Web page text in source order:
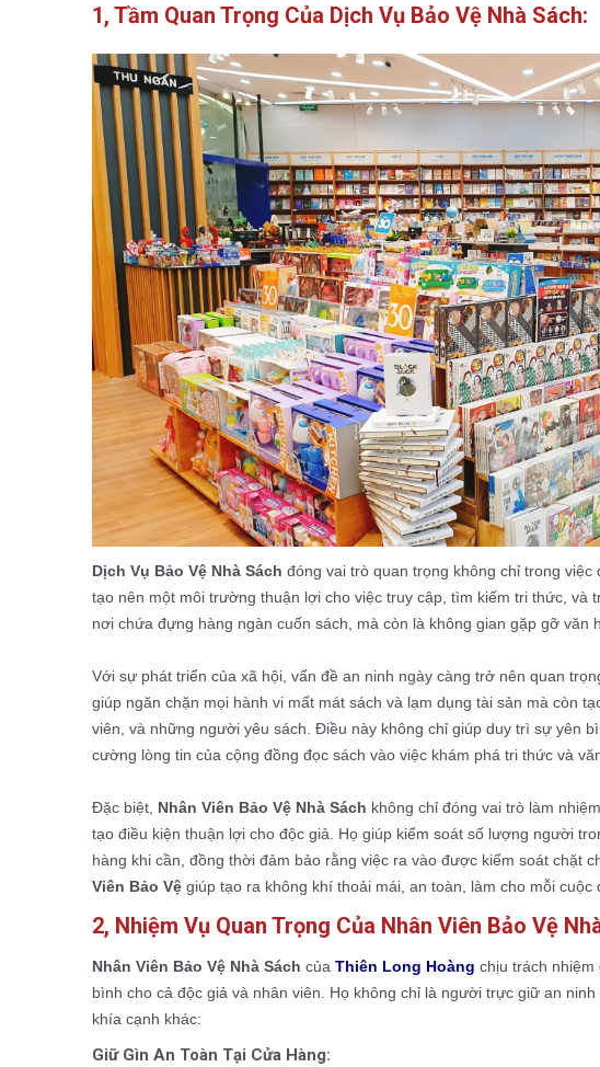
1, Tầm Quan Trọng Của Dịch Vụ Bảo Vệ Nhà Sách:
Dịch Vụ Bảo Vệ Nhà Sách đóng vai trò quan trọng không chỉ trong
tạo nên một môi trường thuận lợi cho việc truy cập, tìm kiếm tri thức, và
nơi chứa đựng hàng ngàn cuốn sách, mà còn là không gian gặp gỡ văn
Với sự phát triển của xã hội, vấn đề an ninh ngày càng trở nên quan
giúp ngăn chặn mọi hành vi mất mát sách và lạm dụng tài sản mà còn
viên, và những người yêu sách. Điều này không chỉ giúp duy trì sự yên
cường lòng tin của cộng đồng đọc sách vào việc khám phá tri thức và
Đặc biệt, Nhân Viên Bảo Vệ Nhà Sách không chỉ đóng vai trò làm
tạo điều kiện thuận lợi cho độc giả. Họ giúp kiểm soát số lượng người
hàng khi cần, đồng thời đảm bảo rằng việc ra vào được kiểm soát chặt
Viên Bảo Vệ giúp tạo ra không khí thoải mái, an toàn, làm cho mỗi
2, Nhiệm Vụ Quan Trọng Của Nhân Viên Bảo Vệ
Nhân Viên Bảo Vệ Nhà Sách của Thiên Long Hoàng chịu trách nhiệm
bình cho cả độc giả và nhân viên. Họ không chỉ là người trực giữ an
khía cạnh khác:
Giữ Gìn An Toàn Tại Cửa Hàng: